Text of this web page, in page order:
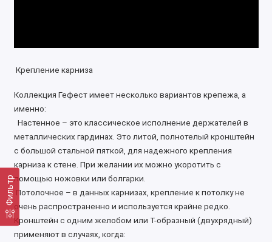
Фильтр
Крепление карниза
Коллекция Гефест имеет несколько вариантов крепежа, а
именно:
Настенное – это классическое исполнение держателей в
металлических гардинах. Это литой, полнотелый кронштейн
с большой стальной пяткой, для надежного крепления
карниза к стене. При желании их можно укоротить с
помощью ножовки или болгарки.
Потолочное – в данных карнизах, крепление к потолку не
очень распространенно и используется крайне редко.
Кронштейн с одним желобом или Т-образный (двухрядный)
применяют в случаях, когда: